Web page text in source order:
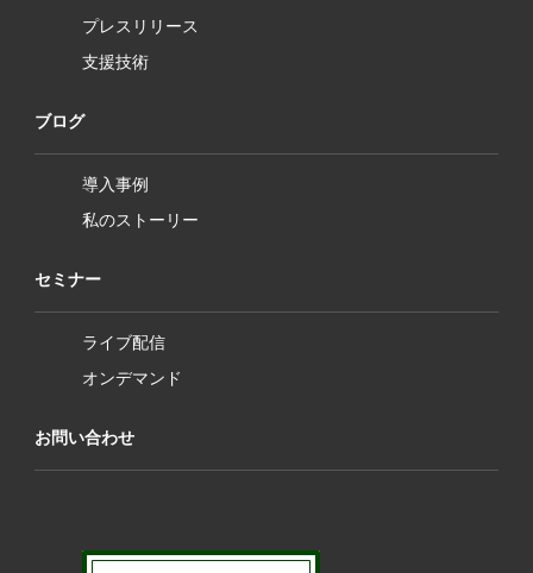
プレスリリース
支援技術
ブログ
導入事例
私のストーリー
セミナー
ライブ配信
オンデマンド
お問い合わせ